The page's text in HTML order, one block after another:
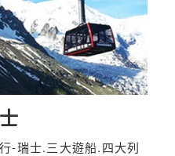
-瑞士.三大遊船.四大列